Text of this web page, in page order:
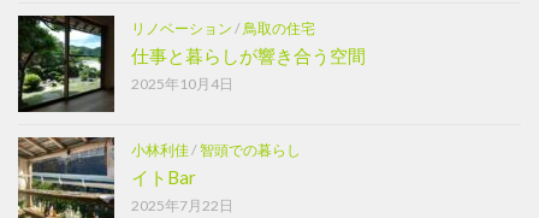
リノベーション /鳥取の住宅
仕事と暮らしが響き合う空間
2025年10月4日
小林利佳/智頭での暮らし
イトBar
2025年7月22日